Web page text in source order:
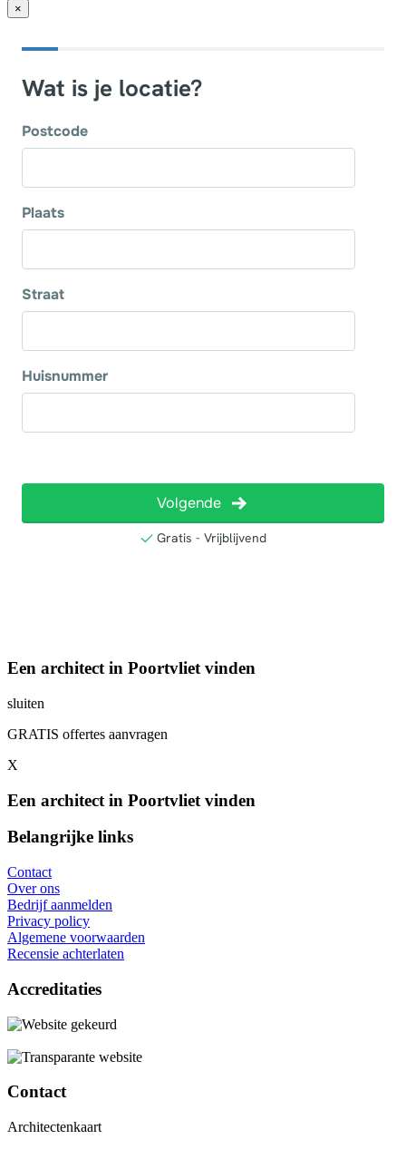
×
Een architect in Poortvliet vinden
sluiten
GRATIS offertes aanvragen
X
Een architect in Poortvliet vinden
Belangrijke links
Contact
Over ons
Bedrijf aanmelden
Privacy policy
Algemene voorwaarden
Recensie achterlaten
Accreditaties
Contact
Architectenkaart